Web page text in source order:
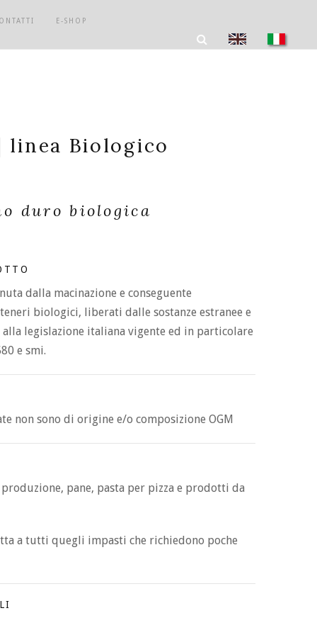
E-SHOP
linea Biologico
duro biologica
dalla macinazione e conseguente
biologici, liberati dalle sostanze estranee e
legislazione italiana vigente ed in particolare
e smi.
non sono di origine e/o composizione OGM
pane, pasta per pizza e prodotti da
a tutti quegli impasti che richiedono poche